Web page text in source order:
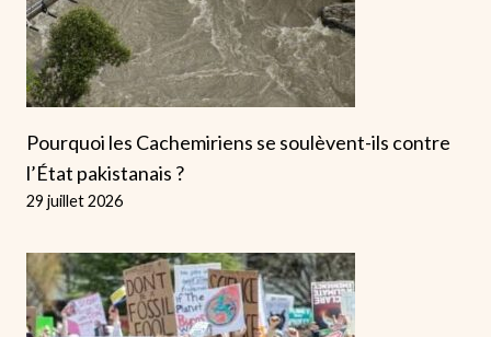
Pourquoi les Cachemiriens se soulèvent-ils contre
l’État pakistanais ?
29 juillet 2026